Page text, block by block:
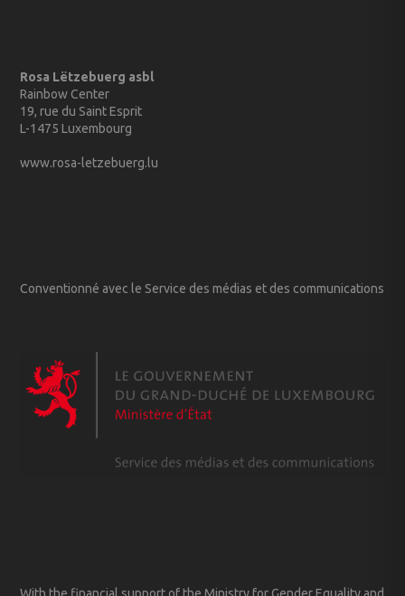
Rosa Lëtzebuerg asbl
Rainbow Center
19, rue du Saint Esprit
L-1475 Luxembourg
www.rosa-letzebuerg.lu
Conventionné avec le Service des médias et des communications